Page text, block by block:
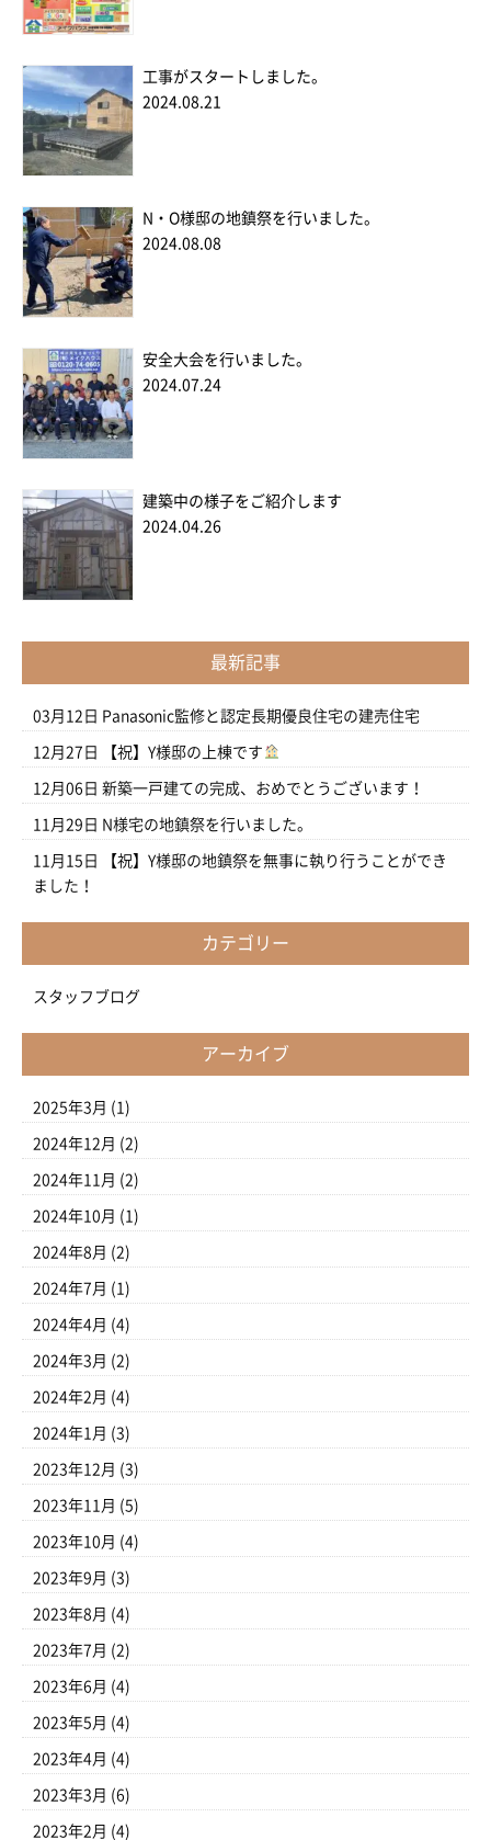
工事がスタートしました。
2024.08.21
N・O様邸の地鎮祭を行いました。
2024.08.08
安全大会を行いました。
2024.07.24
建築中の様子をご紹介します
2024.04.26
最新記事
03月12日 Panasonic監修と認定長期優良住宅の建売住宅
12月27日 【祝】Y様邸の上棟です
12月06日 新築一戸建ての完成、おめでとうございます！
11月29日 N様宅の地鎮祭を行いました。
11月15日
【祝】Y様邸の地鎮祭を無事に執り行うことができ
ました！
カテゴリー
スタッフブログ
アーカイブ
2025年3月 (1)
2024年12月 (2)
2024年11月 (2)
2024年10月 (1)
2024年8月 (2)
2024年7月 (1)
2024年4月 (4)
2024年3月 (2)
2024年2月 (4)
2024年1月 (3)
2023年12月 (3)
2023年11月 (5)
2023年10月 (4)
2023年9月 (3)
2023年8月 (4)
2023年7月 (2)
2023年6月 (4)
2023年5月 (4)
2023年4月 (4)
2023年3月 (6)
2023年2月 (4)